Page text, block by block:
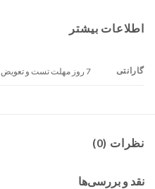
اطلاعات بیشتر
گارانتی 7 روز مهلت تست و تعویض ضمانت اصالت و سلامت کالا
نظرات (0)
نقد و بررسی‌ها